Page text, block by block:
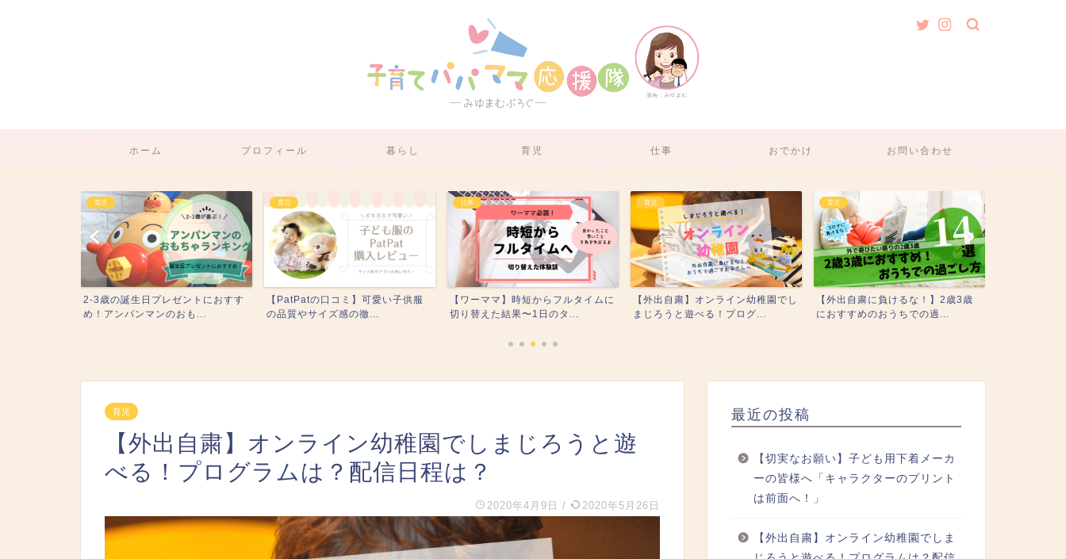
ホーム プロフィール 暮らし 育児 仕事 おでかけ お問い合わせ
生日プレゼントにおすす
パンマンのおも...
育児
【PatPatの口コミ】可愛い子供服
の品質やサイズ感の徹...
【ワーママ】時短からフルタイムに
切り替えた結果〜1日のタ...
育児
【外出自粛】オンライン幼稚園でし
まじろうと遊べる！プログ...
育児
【外出自粛に負けるな！】2歳3歳
におすすめのおうちでの過...
育児
2-3歳の誕生日プレゼントにおすす
め！アンパンマンのおも...
育児
【外出自粛】オンライン幼稚園でしまじろうと遊
べる！プログラムは？配信日程は？
2020年4月9日 / 2020年5月26日
最近の投稿
【切実なお願い】子ども用下着メーカ
ーの皆様へ「キャラクターのプリント
は前面へ！」
【外出自粛】オンライン幼稚園でしま